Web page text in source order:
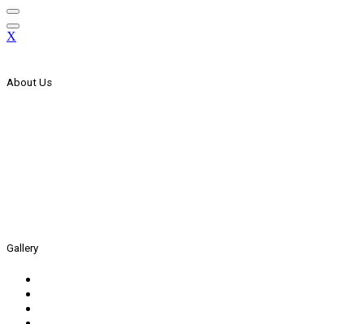
X
About Us
Gallery